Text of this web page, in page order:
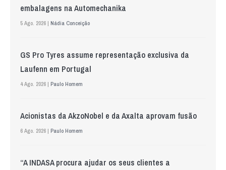
embalagens na Automechanika
5 Ago. 2026 | Nádia Conceição
GS Pro Tyres assume representação exclusiva da
Laufenn em Portugal
4 Ago. 2026 | Paulo Homem
Acionistas da AkzoNobel e da Axalta aprovam fusão
6 Ago. 2026 | Paulo Homem
“A INDASA procura ajudar os seus clientes a